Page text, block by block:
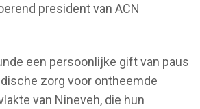
president van ACN
een persoonlijke gift van paus
zorg voor ontheemde
van Nineveh, die hun